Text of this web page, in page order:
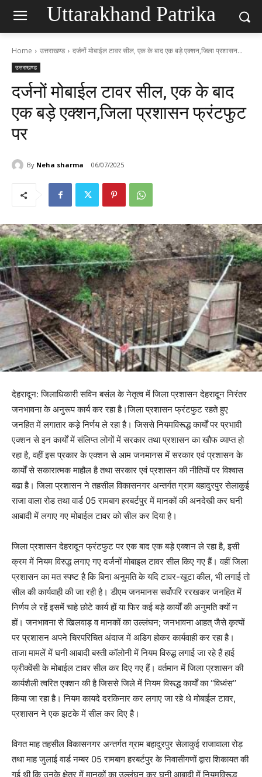
Uttarakhand Patrika
Home उत्तराखण्ड दर्जनों मोबाईल टावर सील, एक के बाद एक बड़े एक्शन,जिला प्रशासन...
उत्तराखण्ड
दर्जनों मोबाईल टावर सील, एक के बाद
एक बड़े एक्शन,जिला प्रशासन फ्रंटफुट
पर
By Neha sharma 06/07/2025
देहरादून: जिलाधिकारी सविन बसंल के नेतृत्व में जिला प्रशासन देहरादून निरंतर
जनभावना के अनुरूप कार्य कर रहा है।जिला प्रशासन फ्रंटफुट रहते हुए
जनहित में लगातार कड़े निर्णय ले रहा है। जिससे नियमविरूद्ध कार्यों पर प्रभावी
एक्शन से इन कार्यों में संलिप्त लोगों में सरकार तथा प्रशासन का खौफ व्याप्त हो
रहा है, वहीं इस प्रकार के एक्शन से आम जनमानस में सरकार एवं प्रशासन के
कार्यों से सकारात्मक माहौल है तथा सरकार एवं प्रशासन की नीतियों पर विश्वास
बढा है। जिला प्रशासन ने तहसील विकासनगर अन्तर्गत ग्राम बहादुरपुर सेलाकुई
राजा वाला रोड तथा वार्ड 05 रामबाग हरबर्टपुर में मानकों की अनदेखी कर घनी
आबादी में लगाए गए मोबाईल टावर को सील कर दिया है।
जिला प्रशासन देहरादून फ्रंटफुट पर एक बाद एक बड़े एक्शन ले रहा है, इसी
क्रम में नियम विरुद्ध लगाए गए दर्जनों मोबाइल टावर सील किए गए हैं। वहीं जिला
प्रशासन का मत स्पष्ट है कि बिना अनुमति के यदि टावर-खूटा कील, भी लगाई तो
सील की कार्यवाही की जा रही है। डीएम जनमानस सर्वोपरि ररखकर जनहित में
निर्णय ले रहें इसमें चाहे छोटे कार्य हों या फिर कई बड़े कार्यों की अनुमति क्यों न
हों। जनभावना से खिलवाड़ व मानकों का उल्लंघन; जनभावना आहत् जैसे कृत्यों
पर प्रशासन अपने चिरपरिचित अंदाज में अडिग होकर कार्यवाही कर रहा है।
ताजा मामलें में घनी आबादी बस्ती कॉलोनी में नियम विरुद्ध लगाई जा रहे हैं हाई
फ्रीक्वेंसी के मोबाईल टावर सील कर दिए गए हैं। वर्तमान में जिला प्रशासन की
कार्यशैली त्वरित एक्शन की है जिससे जिले में नियम विरूद्ध कार्यों का ‘‘विध्वंस’’
किया जा रहा है। नियम कायदे दरकिनार कर लगाए जा रहे थे मोबाईल टावर,
प्रशासन ने एक झटके में सील कर दिए है।
विगत माह तहसील विकासनगर अन्तर्गत ग्राम बहादुरपुर सेलाकुई राजावाला रोड़
तथा माह जुलाई वार्ड नम्बर 05 रामबाग हरबर्टपुर के निवासीगणों द्वारा शिकायत की
गई थी कि उनके क्षेत्र में मानकों का उल्ल्ंघन कर घनी आबादी में नियमविरूद्ध